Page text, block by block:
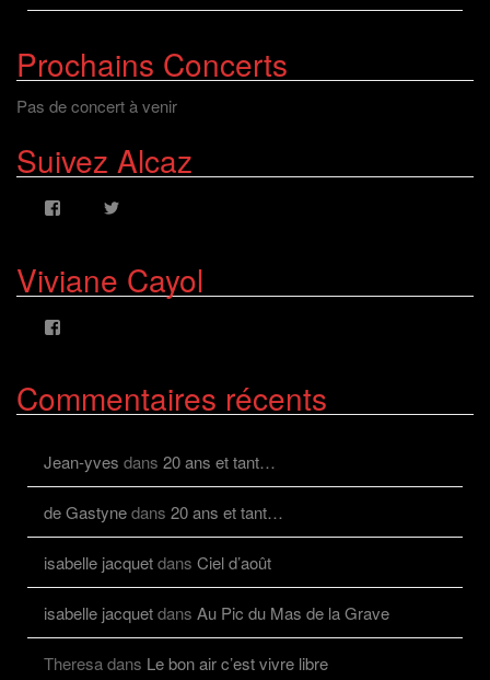
Prochains Concerts
Pas de concert à venir
Suivez Alcaz
AlcazFR
sur
Voir
alcazfr
sur
Viviane Cayol
viviane.cayolalcaz
sur
Commentaires récents
Jean-yves dans 20 ans et tant…
de Gastynedans 20 ans et tant…
isabelle jacquetdans Ciel d’août
isabelle jacquetdans Au Pic du Mas de la Grave
Theresadans Le bon air c’est vivre libre